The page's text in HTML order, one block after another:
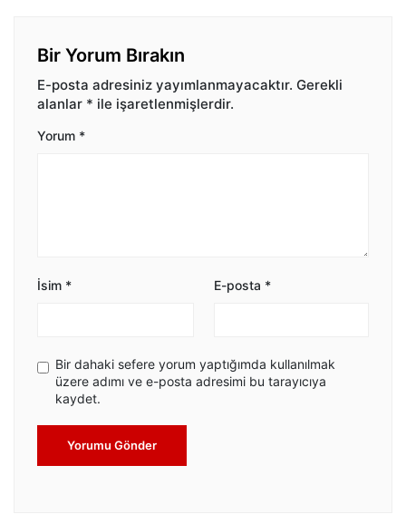
Bir Yorum Bırakın
E-posta adresiniz yayımlanmayacaktır. Gerekli
alanlar * ile işaretlenmişlerdir.
Yorum *
İsim * E-posta *
Bir dahaki sefere yorum yaptığımda kullanılmak
üzere adımı ve e-posta adresimi bu tarayıcıya
kaydet.
Yorumu Gönder